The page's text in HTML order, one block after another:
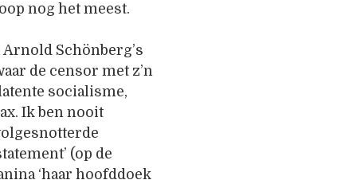
nog het meest.
Schönberg’s
de censor met z’n
socialisme,
Ik ben nooit
(op de
‘haar hoofddoek